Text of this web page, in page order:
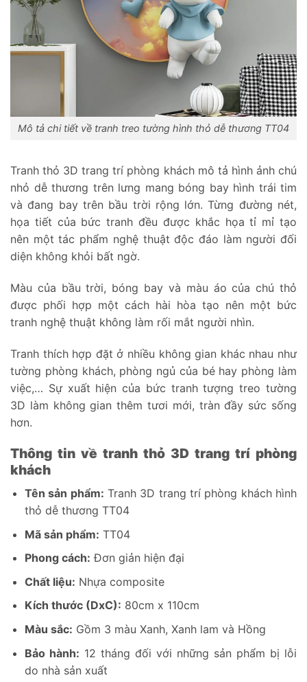
Mô tả chi tiết về tranh treo tường hình thỏ dễ thương TT04
Tranh thỏ 3D trang trí phòng khách mô tả hình ảnh chú
nhỏ dễ thương trên lưng mang bóng bay hình trái tim
và đang bay trên bầu trời rộng lớn. Từng đường nét,
họa tiết của bức tranh đều được khắc họa tỉ mỉ tạo
nên một tác phẩm nghệ thuật độc đáo làm người đối
diện không khỏi bất ngờ.
Màu của bầu trời, bóng bay và màu áo của chú thỏ
được phối hợp một cách hài hòa tạo nên một bức
tranh nghệ thuật không làm rối mắt người nhìn.
Tranh thích hợp đặt ở nhiều không gian khác nhau như
tường phòng khách, phòng ngủ của bé hay phòng làm
việc,… Sự xuất hiện của bức tranh tượng treo tường
3D làm không gian thêm tươi mới, tràn đầy sức sống
hơn.
Thông tin về tranh thỏ 3D trang trí phòng
khách
Tên sản phẩm: Tranh 3D trang trí phòng khách hình
thỏ dễ thương TT04
Mã sản phẩm: TT04
Phong cách: Đơn giản hiện đại
Chất liệu: Nhựa composite
Kích thước (DxC): 80cm x 110cm
Màu sắc: Gồm 3 màu Xanh, Xanh lam và Hồng
Bảo hành: 12 tháng đối với những sản phẩm bị lỗi
do nhà sản xuất